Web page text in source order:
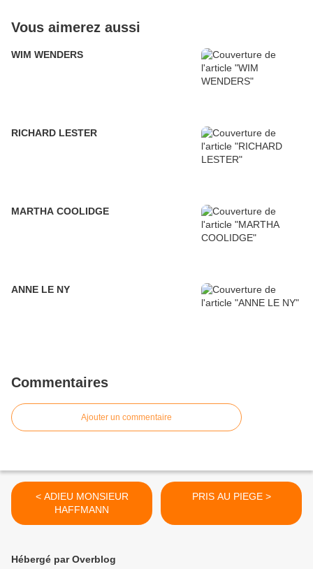
Vous aimerez aussi
WIM WENDERS
RICHARD LESTER
MARTHA COOLIDGE
ANNE LE NY
Commentaires
Ajouter un commentaire
< ADIEU MONSIEUR
HAFFMANN
PRIS AU PIEGE >
Hébergé par Overblog